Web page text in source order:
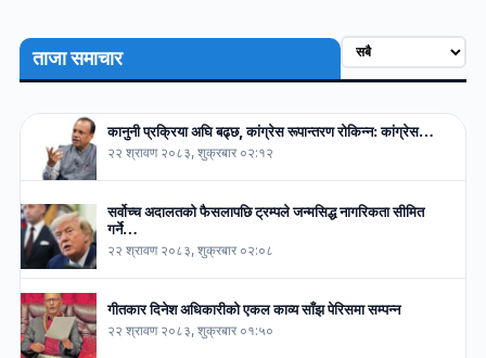
ताजा समाचार
कानुनी प्रक्रिया अघि बढ्छ, कांग्रेस रूपान्तरण रोकिन्न: कांग्रेस…
२२ श्रावण २०८३, शुक्रबार ०२:१२
सर्वोच्च अदालतको फैसलापछि ट्रम्पले जन्मसिद्ध नागरिकता सीमित
गर्ने…
२२ श्रावण २०८३, शुक्रबार ०२:०८
गीतकार दिनेश अधिकारीको एकल काव्य साँझ पेरिसमा सम्पन्न
२२ श्रावण २०८३, शुक्रबार ०१:५०